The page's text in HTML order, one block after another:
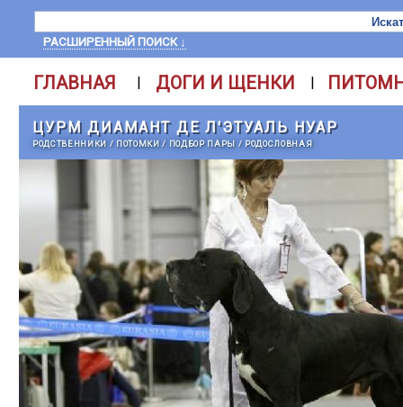
РАСШИРЕННЫЙ ПОИСК ↓
ГЛАВНАЯ | ДОГИ И ЩЕНКИ |
ЦУРМ ДИАМАНТ ДЕ Л'ЭТУАЛЬ НУАР
РОДСТВЕННИКИ / ПОТОМКИ/ ПОДБОР ПАРЫ / РОДОСЛОВНАЯ